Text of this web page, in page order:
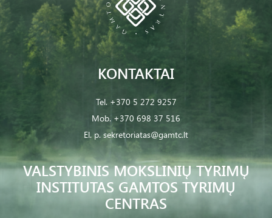
VALSTYBINIS MOKSLINIŲ TYRIMŲ
INSTITUTAS GAMTOS TYRIMŲ
CENTRAS
KONTAKTAI
Tel. +370 5 272 9257
Mob. +370 698 37 516
El. p. sekretoriatas@gamtc.lt